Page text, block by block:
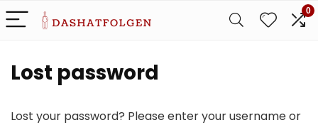
0
Lost password
Lost your password? Please enter your username or